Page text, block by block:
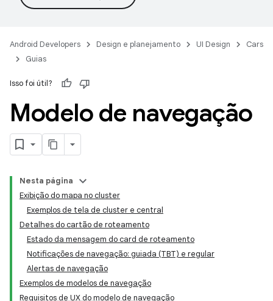
Android Developers Design e planejamento UI Design
Cars
Guias
Isso foi útil?
Modelo de navegação
Nesta página
Exibição do mapa no cluster
Exemplos de tela de cluster e central
Detalhes do cartão de roteamento
Estado da mensagem do card de roteamento
Notificações de navegação: guiada (TBT) e regular
Alertas de navegação
Exemplos de modelos de navegação
Requisitos de UX do modelo de navegação